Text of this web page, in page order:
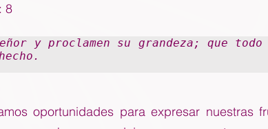
8
y proclamen su grandeza; que todo
oportunidades para expresar nuestras